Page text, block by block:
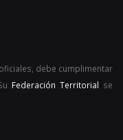
debe cumplimentar
Federación Territorial se